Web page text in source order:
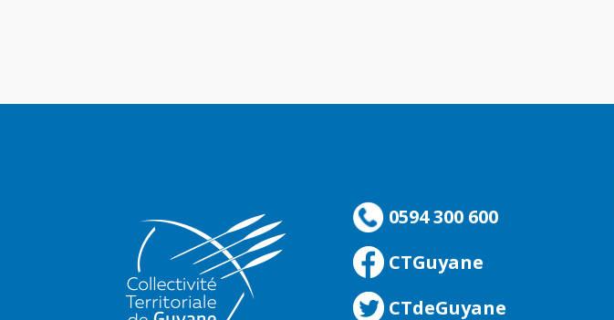
0594 300 600
CTGuyane
CTdeGuyane